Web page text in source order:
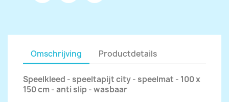
Omschrijving Productdetails
Speelkleed - speeltapijt city - speelmat - 100 x
150 cm - anti slip - wasbaar